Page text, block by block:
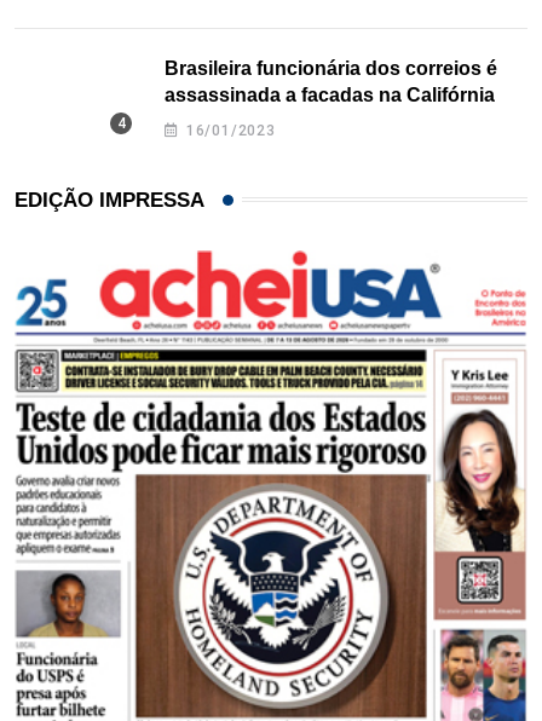
Brasileira funcionária dos correios é
assassinada a facadas na Califórnia
16/01/2023
EDIÇÃO IMPRESSA